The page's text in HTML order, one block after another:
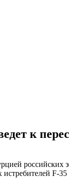
к
истребителей F-